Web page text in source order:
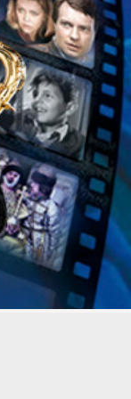
это целый
на целый день.